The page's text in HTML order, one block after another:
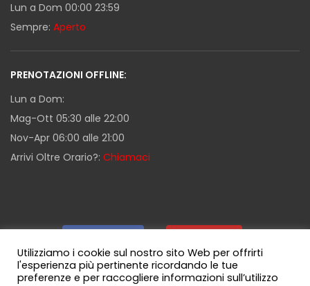
Lun a Dom 00:00 23:59
Sempre: Aperto
PRENOTAZIONI OFFLINE:
Lun a Dom:
Mag-Ott 05:30 alle 22:00
Nov-Apr 06:00 alle 21:00
Arrivi Oltre Orario?: Chiamaci
Utilizziamo i cookie sul nostro sito Web per offrirti
l'esperienza più pertinente ricordando le tue
preferenze e per raccogliere informazioni sull’utilizzo